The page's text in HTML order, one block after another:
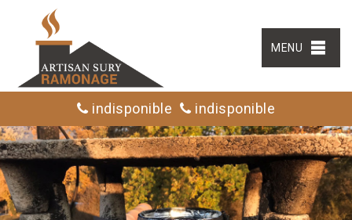
MENU
indisponible indisponible